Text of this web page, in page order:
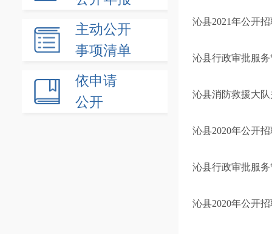
主动公开
事项清单
依申请
公开
沁县2021年公开
沁县行政审批服
沁县消防救援大
沁县2020年公开
沁县行政审批服
沁县2020年公开